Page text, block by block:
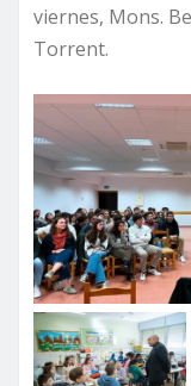
viernes, Mons.
Torrent.